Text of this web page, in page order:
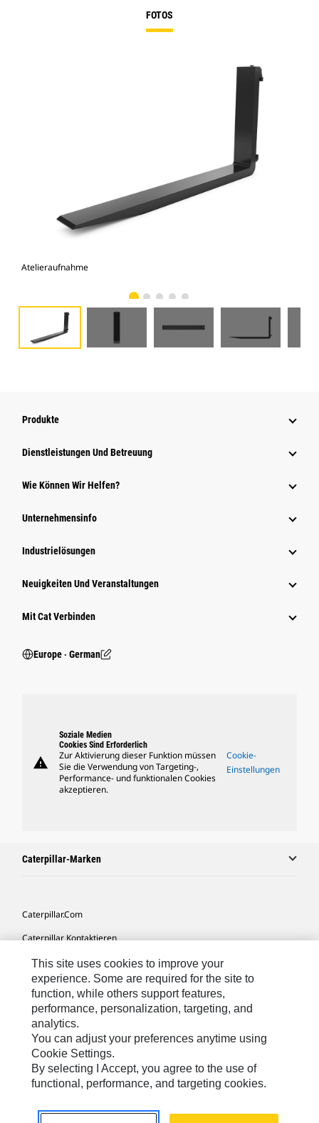
FOTOS
Atelieraufnahme
Produkte
Dienstleistungen Und Betreuung
Wie Können Wir Helfen?
Unternehmensinfo
Industrielösungen
Neuigkeiten Und Veranstaltungen
Mit Cat Verbinden
Europe ‧ German
warning
Soziale Medien
Cookies Sind Erforderlich
Zur Aktivierung dieser Funktion müssen
Sie die Verwendung von Targeting-,
Performance- und funktionalen Cookies
akzeptieren.
Cookie-
Einstellungen
Caterpillar-Marken
Caterpillar.com
Caterpillar Kontaktieren
Meine Marketing-Präferenzen
Seitenübersicht
Cookie Settings
Rechtliche Hinweise
Datenschutz
Europe-German© 2026 Caterpillar. Alle Rechte vorbehalten.
This site uses cookies to improve your
experience. Some are required for the site to
function, while others support features,
performance, personalization, targeting, and
analytics.
You can adjust your preferences anytime using
Cookie Settings.
By selecting I Accept, you agree to the use of
functional, performance, and targeting cookies.